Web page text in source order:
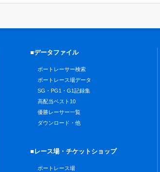
■データファイル
ボートレーサー検索
ボートレース場データ
SG・PG1・G1記録集
高配当ベスト10
優勝レーサー一覧
ダウンロード・他
■レース場・チケットショップ
ボートレース場